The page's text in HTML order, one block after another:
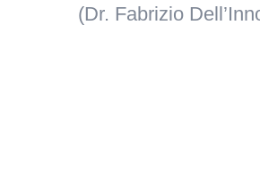
(Dr. Fabrizio